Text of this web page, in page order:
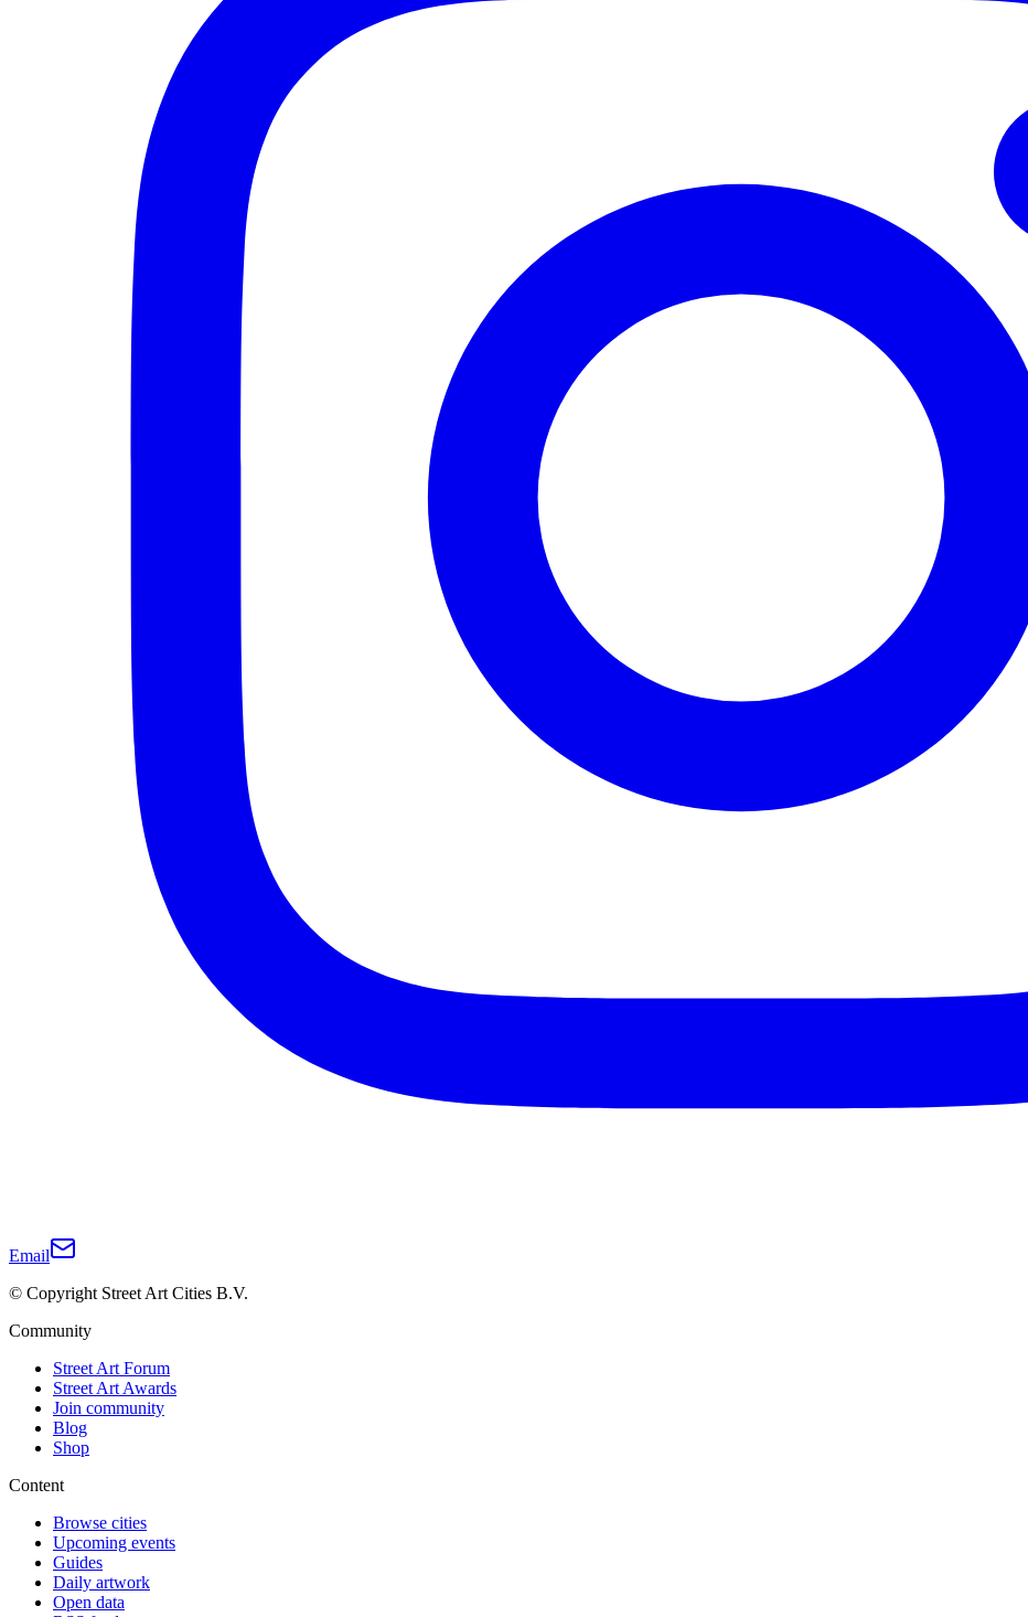
Email
© Copyright Street Art Cities B.V.
Community
Street Art Forum
Street Art Awards
Join community
Blog
Shop
Content
Browse cities
Upcoming events
Guides
Daily artwork
Open data